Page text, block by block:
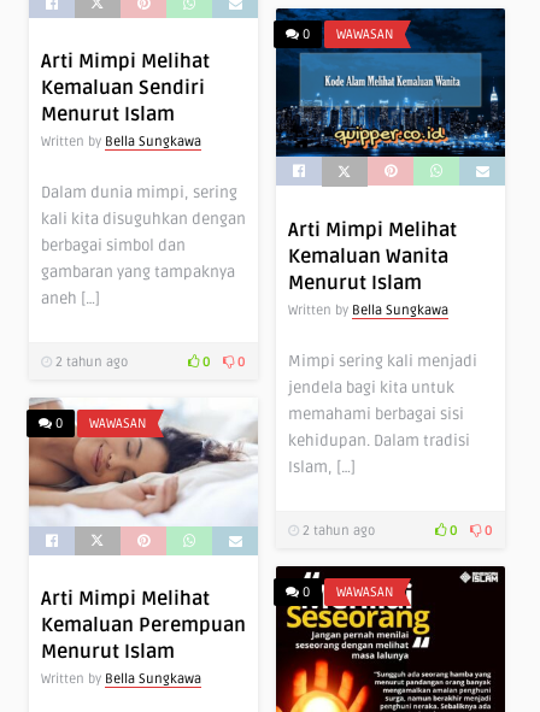
Arti Mimpi Melihat
Kemaluan Sendiri
Menurut Islam
Written by Bella Sungkawa
Dalam dunia mimpi, sering
kali kita disuguhkan dengan
berbagai simbol dan
gambaran yang tampaknya
aneh […]
2 tahun ago 0 0
0 WAWASAN
Arti Mimpi Melihat
Kemaluan Wanita
Menurut Islam
Written by Bella Sungkawa
Mimpi sering kali menjadi
jendela bagi kita untuk
memahami berbagai sisi
kehidupan. Dalam tradisi
Islam, […]
2 tahun ago 0 0
0 WAWASAN
Arti Mimpi Melihat
Kemaluan Perempuan
Menurut Islam
Written by Bella Sungkawa
0 WAWASAN